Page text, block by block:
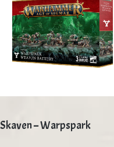
Skaven – Warpspark